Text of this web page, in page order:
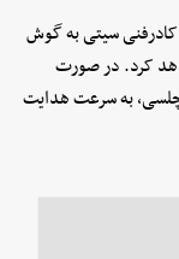
کادرفنی سیتی به گوش
کرد. در صورت
چلسی، به سرعت هدایت